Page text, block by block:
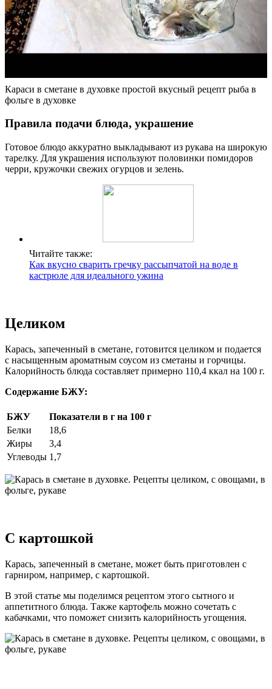
Караси в сметане в духовке простой вкусный рецепт рыба в
фольге в духовке
Правила подачи блюда, украшение
Готовое блюдо аккуратно выкладывают из рукава на широкую
тарелку. Для украшения используют половинки помидоров
черри, кружочки свежих огурцов и зелень.
Читайте также:
Как вкусно сварить гречку рассыпчатой на воде в
кастрюле для идеального ужина
Целиком
Карась, запеченный в сметане, готовится целиком и подается
с насыщенным ароматным соусом из сметаны и горчицы.
Калорийность блюда составляет примерно 110,4 ккал на 100 г.
Содержание БЖУ:
БЖУ
Показатели в г на 100 г
Белки
18,6
Жиры
3,4
Углеводы 1,7
С картошкой
Карась, запеченный в сметане, может быть приготовлен с
гарниром, например, с картошкой.
В этой статье мы поделимся рецептом этого сытного и
аппетитного блюда. Также картофель можно сочетать с
кабачками, что поможет снизить калорийность угощения.